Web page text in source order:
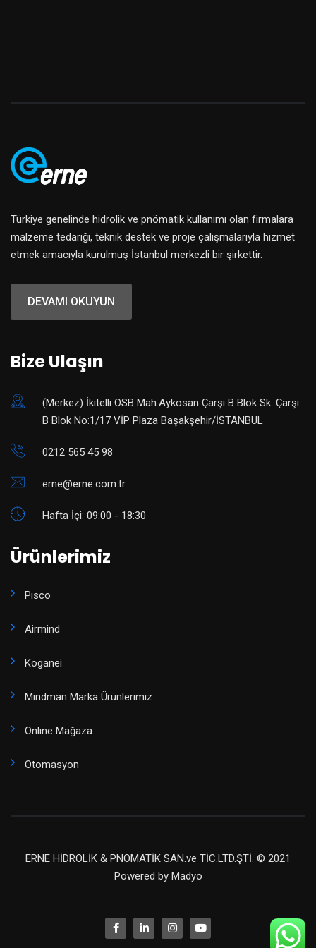
Türkiye genelinde hidrolik ve pnömatik kullanımı olan firmalara
malzeme tedariği, teknik destek ve proje çalışmalarıyla hizmet
etmek amacıyla kurulmuş İstanbul merkezli bir şirkettir.
DEVAMI OKUYUN
Bize Ulaşın
(Merkez) ​İkitelli OSB Mah.Aykosan Çarşı B Blok Sk. Çarşı
B Blok No:1/17 VİP Plaza Başakşehir/İSTANBUL
0212 565 45 98
erne@erne.com.tr
Hafta İçi: 09:00 - 18:30
Ürünlerimiz
Pısco
Airmind
Koganei
Mindman Marka Ürünlerimiz
Online Mağaza
Otomasyon
ERNE HİDROLİK & PNÖMATİK SAN.ve TİC.LTD.ŞTİ. © 2021
Powered by Madyo